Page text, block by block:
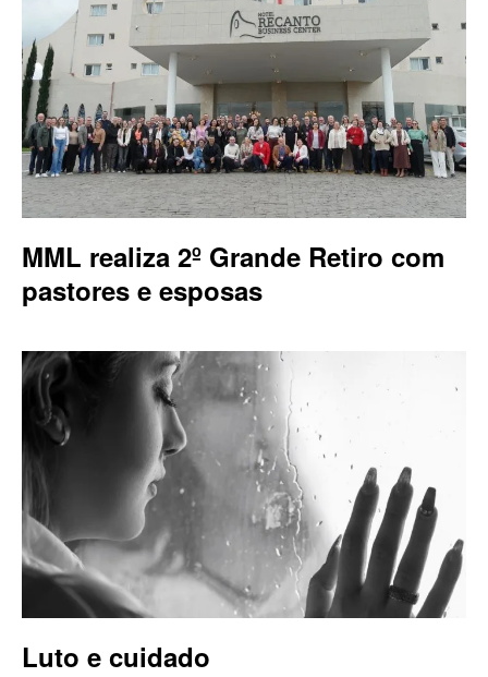
MML realiza 2º Grande Retiro com
pastores e esposas
Luto e cuidado